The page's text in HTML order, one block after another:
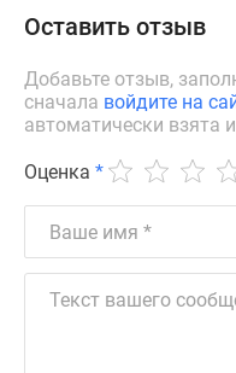
недвижимости
эксперта
Аналитика
Покупателю
Экспертиза
новостроек
Эксперты
Оставить отзыв
Добавьте отзыв,
сначала войдите на
автоматически взята
Оценка *